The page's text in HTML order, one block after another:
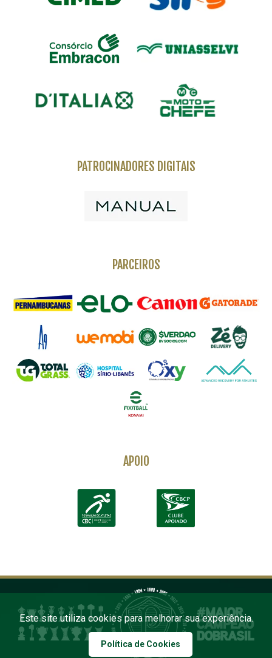
PATROCINADORES DIGITAIS
PARCEIROS
APOIO
Este site utiliza cookies para melhorar sua experiência.
Política de Cookies